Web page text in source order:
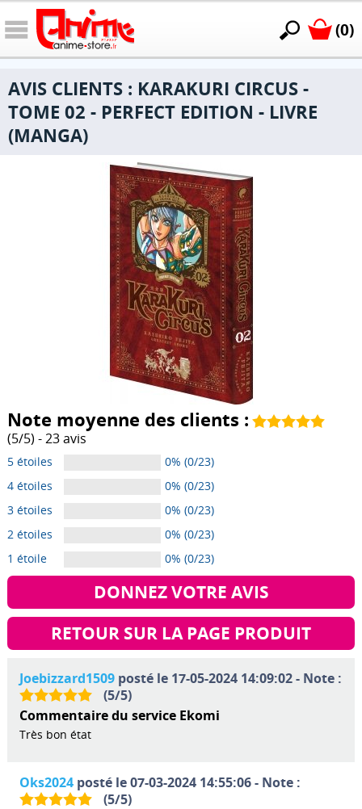
(0)
AVIS CLIENTS : KARAKURI CIRCUS -
TOME 02 - PERFECT EDITION - LIVRE
(MANGA)
Note moyenne des clients :
(5/5) -23avis
5 étoiles
0% (0/23)
4 étoiles
0% (0/23)
3 étoiles
0% (0/23)
2 étoiles
0% (0/23)
1 étoile
0% (0/23)
DONNEZ VOTRE AVIS
RETOUR SUR LA PAGE PRODUIT
Joebizzard1509posté le 17-05-2024 14:09:02 - Note :
(5/5)
Commentaire du service Ekomi
Très bon état
Oks2024posté le 07-03-2024 14:55:06 - Note :
(5/5)